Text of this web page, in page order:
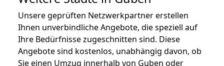
Unsere geprüften Netzwerkpartner erstellen
Ihnen unverbindliche Angebote, die speziell auf
Ihre Bedürfnisse zugeschnitten sind. Diese
Angebote sind kostenlos, unabhängig davon, ob
Sie einen Umzug innerhalb von Guben oder